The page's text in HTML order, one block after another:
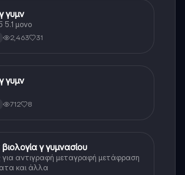
γυμν
5.1 μονο
2,463 31
γυμν
712 8
βιολογία γ γυμνασίου
για αντιγραφή μεταγραφή μετάφραση
και άλλα